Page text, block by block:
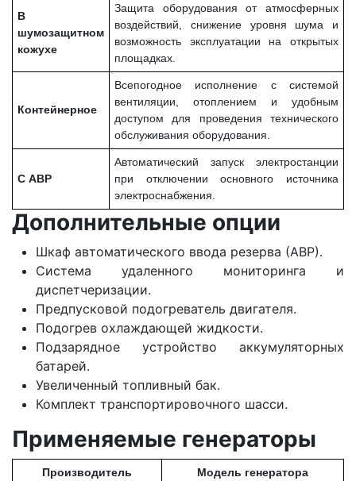
В
шумозащитном
кожухе
Защита оборудования от атмосферных
воздействий, снижение уровня шума и
возможность эксплуатации на открытых
площадках.
Контейнерное
Всепогодное исполнение с системой
вентиляции, отоплением и удобным
доступом для проведения технического
обслуживания оборудования.
С АВР
Автоматический запуск электростанции
при отключении основного источника
электроснабжения.
Дополнительные опции
Шкаф автоматического ввода резерва (АВР).
Система удаленного мониторинга и
диспетчеризации.
Предпусковой подогреватель двигателя.
Подогрев охлаждающей жидкости.
Подзарядное устройство аккумуляторных
батарей.
Увеличенный топливный бак.
Комплект транспортировочного шасси.
Применяемые генераторы
Производитель Модель генератора